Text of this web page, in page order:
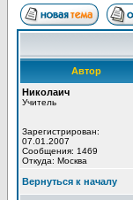
Автор
Николаич
Учитель
Зарегистрирован:
07.01.2007
Сообщения: 1469
Откуда: Москва
Вернуться к началу